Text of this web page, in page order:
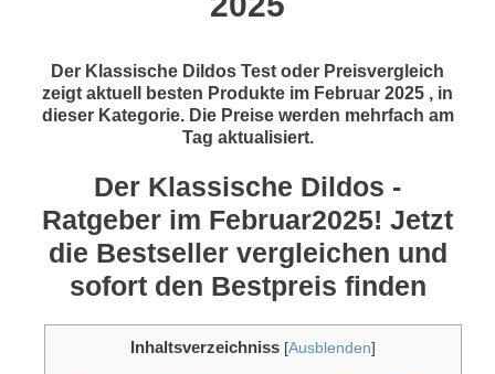
Der Klassische Dildos Test oder Preisvergleich
zeigt aktuell besten Produkte im Februar 2025 , in
dieser Kategorie. Die Preise werden mehrfach am
Tag aktualisiert.
Der Klassische Dildos -
Ratgeber im Februar2025! Jetzt
die Bestseller vergleichen und
sofort den Bestpreis finden
Inhaltsverzeichniss [Ausblenden]